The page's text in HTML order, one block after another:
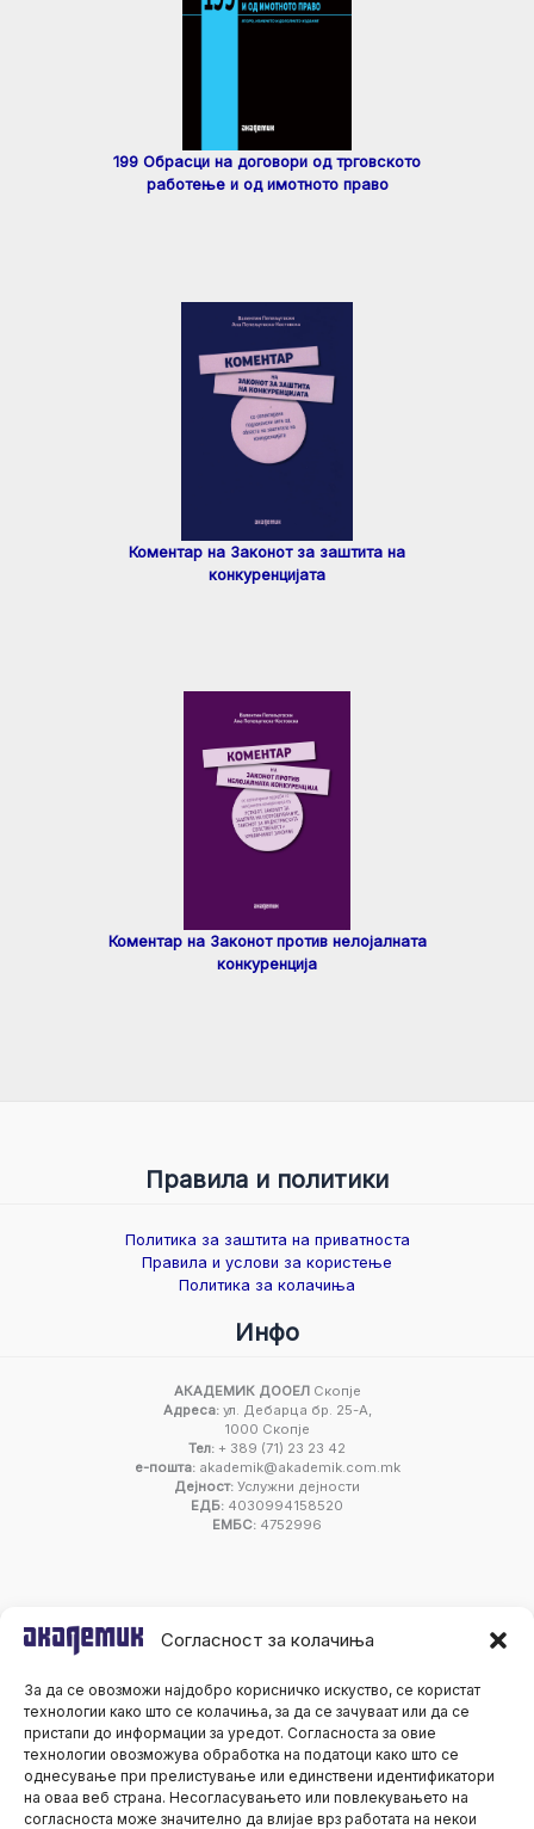
Согласност за колачиња
За да се овозможи најдобро корисничко искуство, се користат
технологии како што се колачиња, за да се зачуваат или да се
пристапи до информации за уредот. Согласноста за овие
технологии овозможува обработка на податоци како што се
однесување при прелистување или единствени идентификатори
на оваа веб страна. Несогласувањето или повлекувањето на
согласноста може значително да влијае врз работата на некои
199 Обрасци на договори од трговското
работење и од имотното право
Коментар на Законот за заштита на
конкуренцијата
Коментар на Законот против нелојалната
конкуренција
Правила и политики
Политика за заштита на приватноста
Правила и услови за користење
Политика за колачиња
Инфо
АКАДЕМИК ДООЕЛСкопје
Адреса:ул. Дебарца бр. 25-А,
1000 Скопје
Тел: + 389 (71) 23 23 42
е-пошта:akademik@akademik.com.mk
Дејност: Услужни дејности
ЕДБ: 4030994158520
ЕМБС: 4752996